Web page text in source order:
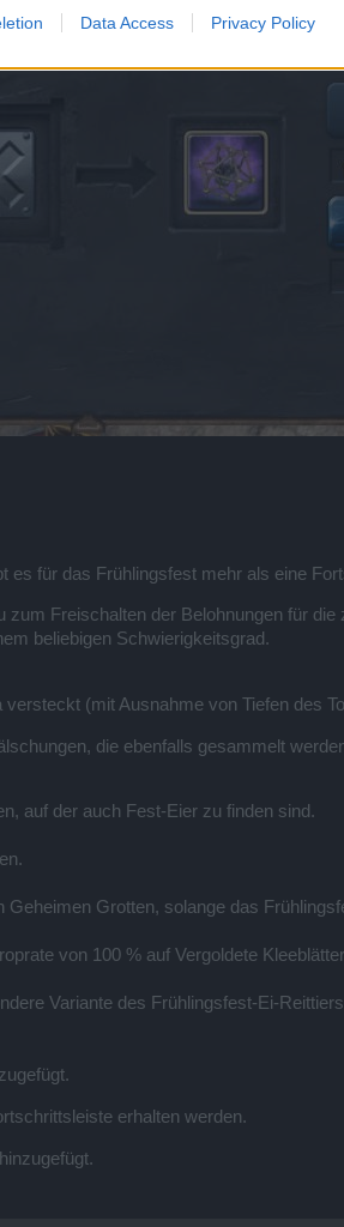
Data Access Privacy Policy
es für das Frühlingsfest mehr als eine
Freischalten der Belohnungen für
beliebigen Schwierigkeitsgrad.
(mit Ausnahme von Tiefen des
die ebenfalls gesammelt
auf der auch Fest-Eier zu finden sind.
Grotten, solange das
von 100 % auf Vergoldete
Variante des Frühlingsfest-Ei-
erhalten werden.